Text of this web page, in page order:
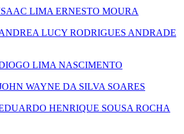
LIMA ERNESTO MOURA
LUCY RODRIGUES ANDRADE
LIMA NASCIMENTO
WAYNE DA SILVA SOARES
HENRIQUE SOUSA ROCHA